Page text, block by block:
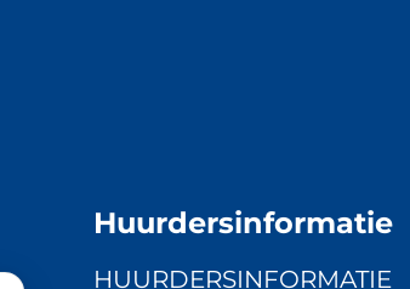
Huurdersinformatie
HUURDERSINFORMATIE